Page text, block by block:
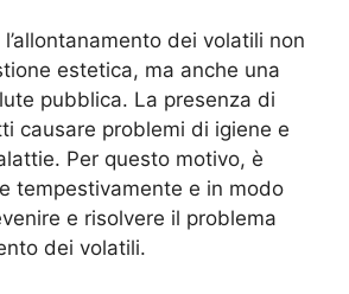
dei volatili non
estetica, ma anche una
pubblica. La presenza di
causare problemi di igiene e
Per questo motivo, è
tempestivamente e in modo
e risolvere il problema
dei volatili.